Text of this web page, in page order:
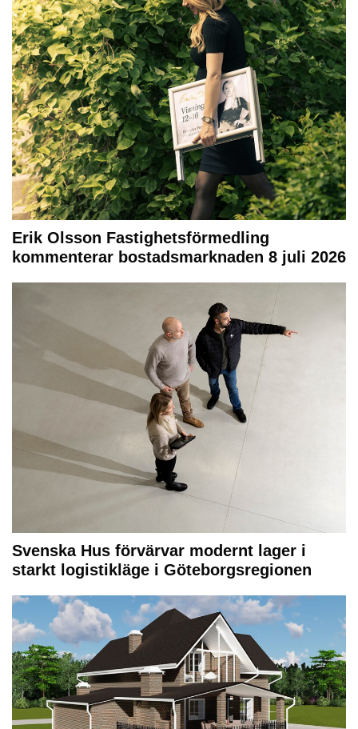
Erik Olsson Fastighetsförmedling
kommenterar bostadsmarknaden 8 juli 2026
Svenska Hus förvärvar modernt lager i
starkt logistikläge i Göteborgsregionen